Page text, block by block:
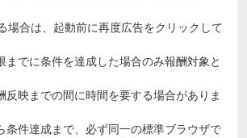
場合は、起動前に再度広告をクリックして
までに条件を達成した場合のみ報酬対象と
反映までの間に時間を要する場合がありま
条件達成まで、必ず同一の標準ブラウザで